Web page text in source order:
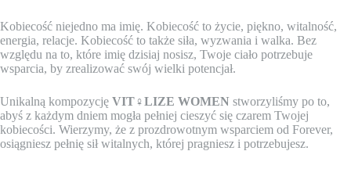
Kobiecość niejedno ma imię. Kobiecość to życie, piękno, witalność,
energia, relacje. Kobiecość to także siła, wyzwania i walka. Bez
względu na to, które imię dzisiaj nosisz, Twoje ciało potrzebuje
wsparcia, by zrealizować swój wielki potencjał.
Unikalną kompozycję VIT♀LIZE WOMEN stworzyliśmy po to,
abyś z każdym dniem mogła pełniej cieszyć się czarem Twojej
kobiecości. Wierzymy, że z prozdrowotnym wsparciem od Forever,
osiągniesz pełnię sił witalnych, której pragniesz i potrzebujesz.